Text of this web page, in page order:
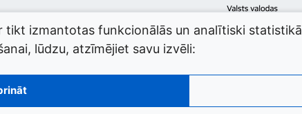
tikt izmantotas funkcionālās un analītiski
lūdzu, atzīmējiet savu izvēli: